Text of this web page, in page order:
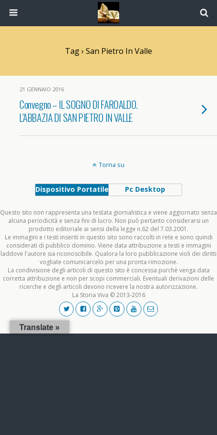
Tag › San Pietro In Valle
21 GENNAIO 2016
Convegno – IL SOGNO DI FAROALDO.
L’ABBAZIA DI SAN PIETRO IN VALLE
Torna su
Dispositivo Portatile Pc Desktop
Questo sito non rappresenta una testata giornalistica e viene aggiornato senza
alcuna periodicità e senza fini di lucro. Non può pertanto considerarsi un
prodotto editoriale ai sensi della legge n.62 del 7.03.2001.
Le immagini e i testi inseriti in questo sito sono raccolti in rete e sono quindi
considerati di pubblico dominio. Viene data attribuzione a testi e immagini
laddove l'autore sia riconoscibile. Qualora la loro pubblicazione violi dei diritti
vogliate comunicarcelo per una pronta rimozione.
La condivisione degli articoli di questo sito è concessa purchè venga data
corretta attribuzione e non per scopi commerciali. Eventuali derivazioni delle
ricerche e degli articoli devono ricevere la nostra autorizzazione.
La Storia Viva © 2013-2016
Translate »